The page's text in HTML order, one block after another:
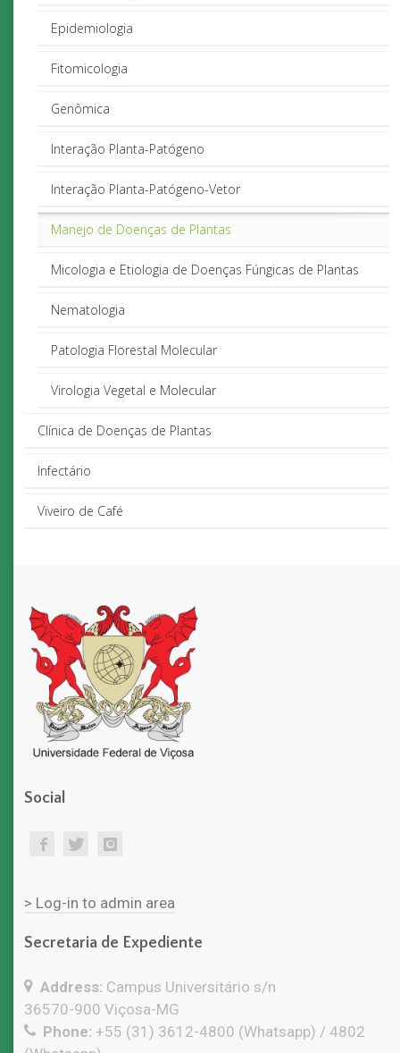
Epidemiologia
Fitomicologia
Genômica
Interação Planta-Patógeno
Interação Planta-Patógeno-Vetor
Manejo de Doenças de Plantas
Micologia e Etiologia de Doenças Fúngicas de Plantas
Nematologia
Patologia Florestal Molecular
Virologia Vegetal e Molecular
Clínica de Doenças de Plantas
Infectário
Viveiro de Café
Social
> Log-in to admin area
Secretaria de Expediente
Address: Campus Universitário s/n
36570-900 Viçosa-MG
Phone: +55 (31) 3612-4800 (Whatsapp) / 4802